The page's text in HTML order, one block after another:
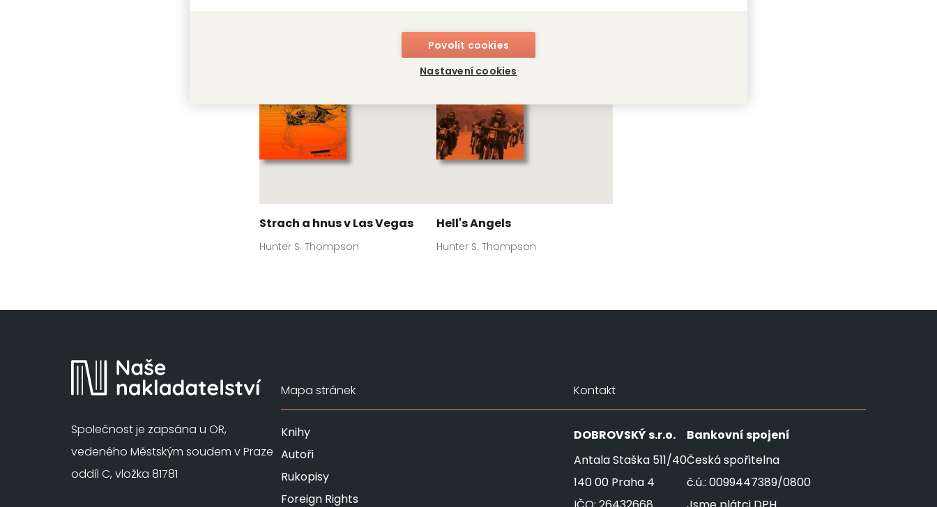
Povolit cookies
Nastavení cookies
Strach a hnus v Las Vegas
Hunter S. Thompson
Hell's Angels
Hunter S. Thompson
Společnost je zapsána u OR,
vedeného Městským soudem v Praze
oddíl C, vložka 81781
Mapa stránek
Knihy
Autoři
Rukopisy
Foreign Rights
Kontakt
DOBROVSKÝs.r.o.
Antala Staška 511/40
140 00 Praha 4
Bankovní spojení
Česká spořitelna
č.ú.: 0099447389/0800